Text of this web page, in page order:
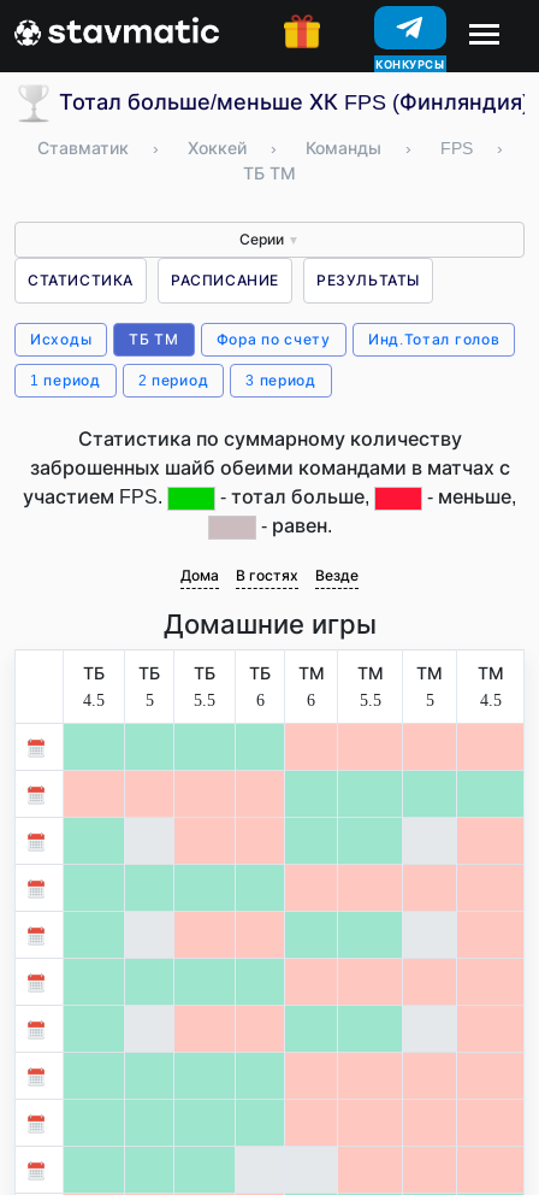
КОНКУРСЫ
Тотал больше/меньше ХК FPS (Финляндия)
Ставматик › Хоккей › Команды › FPS
›
ТБ ТМ
Серии ▼
СТАТИСТИКА РАСПИСАНИЕ РЕЗУЛЬТАТЫ
Исходы ТБ ТМ Фора по счету Инд.Тотал голов
1 период 2 период 3 период
Статистика по суммарному количеству
заброшенных шайб обеими командами в матчах с
участием FPS.
- тотал больше,
- меньше,
- равен.
Дома В гостях Везде
Домашние игры
ТБ
4.5
ТБ
5
ТБ
5.5
ТБ
6
ТМ
6
ТМ
5.5
ТМ
5
ТМ
4.5